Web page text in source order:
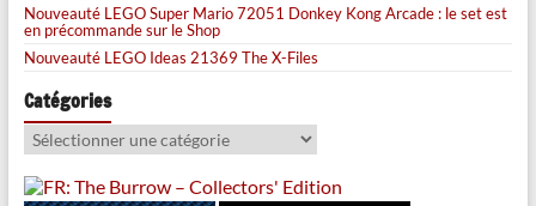
Nouveauté LEGO Super Mario 72051 Donkey Kong Arcade : le set est
en précommande sur le Shop
Nouveauté LEGO Ideas 21369 The X-Files
Catégories
Catégories